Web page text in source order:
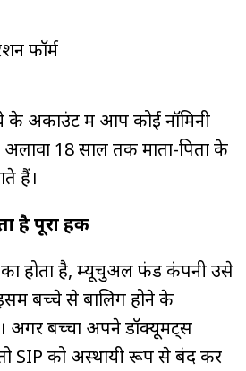
फॉर्म
के अकाउंट में आप कोई नॉमिनी
18 साल तक माता-पिता के
हैं।
है पूरा हक
होता है, म्यूचुअल फंड कंपनी उसे
बच्चे से बालिग होने के
अगर बच्चा अपने डॉक्यूमेंट्स
SIP को अस्थायी रूप से बंद कर